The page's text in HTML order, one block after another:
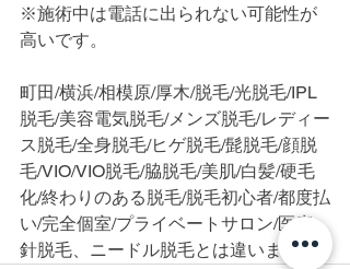
※施術中は電話に出られない可能性が
高いです。
町田/横浜/相模原/厚木/脱毛/光脱毛/IPL
脱毛/美容電気脱毛/メンズ脱毛/レディー
ス脱毛/全身脱毛/ヒゲ脱毛/髭脱毛/顔脱
毛/VIO/VIO脱毛/脇脱毛/美肌/白髪/硬毛
化/終わりのある脱毛/脱毛初心者/都度払
い/完全個室/プライベートサロン/医療、
針脱毛、ニードル脱毛とは違います